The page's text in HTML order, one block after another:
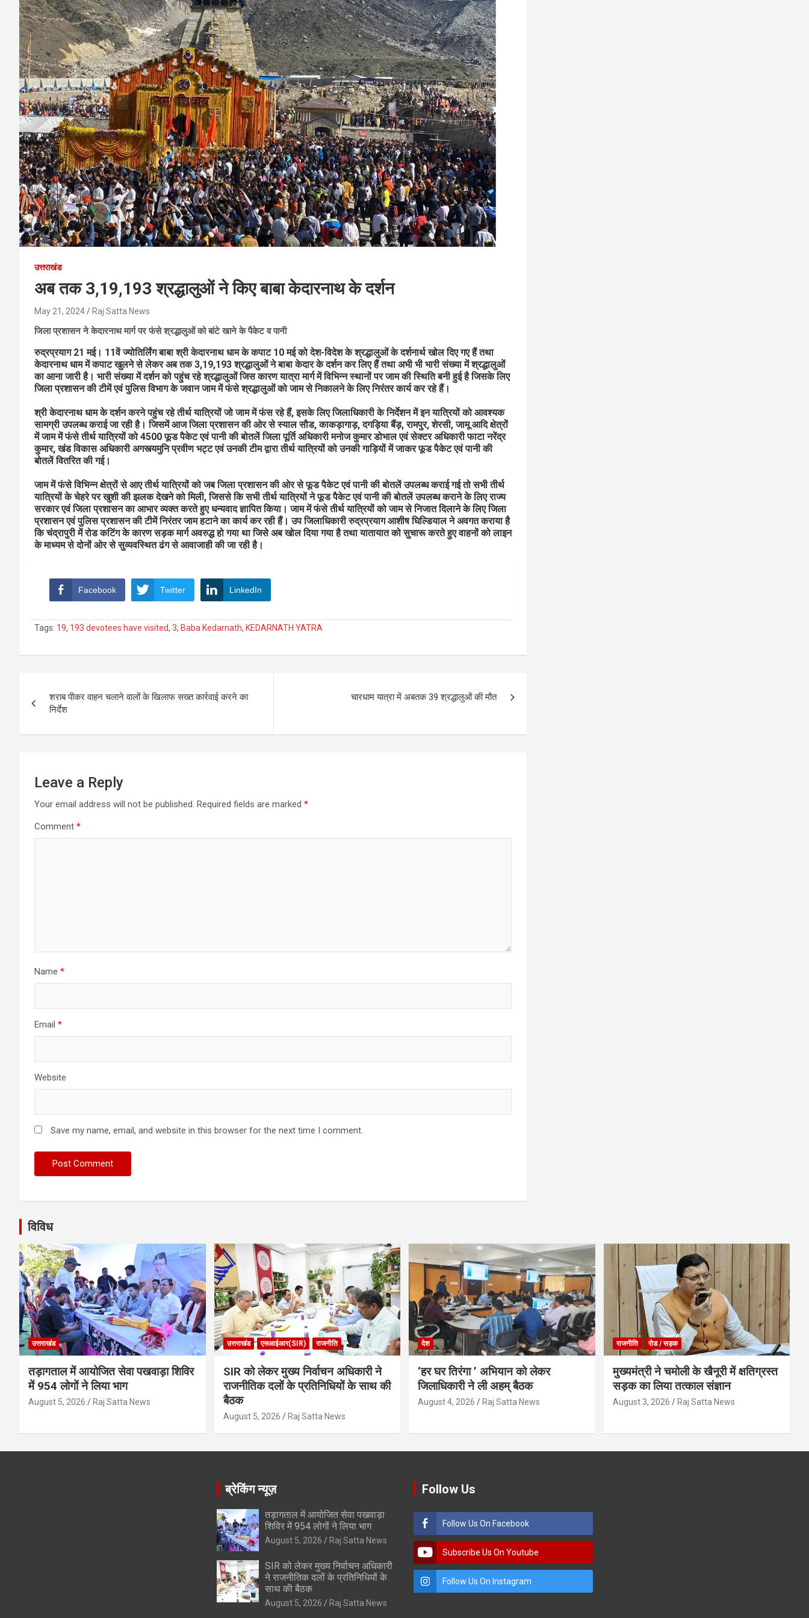
उत्तराखंड
अब तक 3,19,193 श्रद्धालुओं ने किए बाबा केदारनाथ के दर्शन
May 21, 2024 Raj Satta News
जिला प्रशासन ने केदारनाथ मार्ग पर फंसे श्रद्धालुओं को बांटे खाने के पैकेट व पानी
रुद्रप्रयाग 21 मई। 11वें ज्योतिर्लिंग बाबा श्री केदारनाथ धाम के कपाट 10 मई को देश-विदेश के श्रद्धालुओं के दर्शनार्थ खोल दिए गए हैं तथा
केदारनाथ धाम में कपाट खुलने से लेकर अब तक 3,19,193 श्रद्धालुओं ने बाबा केदार के दर्शन कर लिए हैं तथा अभी भी भारी संख्या में श्रद्धालुओं
का आना जारी है। भारी संख्या में दर्शन को पहुंच रहे श्रद्धालुओं जिस कारण यात्रा मार्ग में विभिन्न स्थानों पर जाम की स्थिति बनी हुई है जिसके लिए
जिला प्रशासन की टीमें एवं पुलिस विभाग के जवान जाम में फंसे श्रद्धालुओं को जाम से निकालने के लिए निरंतर कार्य कर रहे हैं।
श्री केदारनाथ धाम के दर्शन करने पहुंच रहे तीर्थ यात्रियों जो जाम में फंस रहे हैं, इसके लिए जिलाधिकारी के निर्देशन में इन यात्रियों को आवश्यक
सामग्री उपलब्ध कराई जा रही है। जिसमें आज जिला प्रशासन की ओर से स्याल सौड, काकड़ागाड़, दगड़िया बैंड़, रामपुर, शेरसी, जामू आदि क्षेत्रों
में जाम में फंसे तीर्थ यात्रियों को 4500 फूड पैकेट एवं पानी की बोतलें जिला पूर्ति अधिकारी मनोज कुमार डोभाल एवं सेक्टर अधिकारी फाटा नरेंद्र
कुमार, खंड विकास अधिकारी अगस्त्यमुनि प्रवीण भट्ट एवं उनकी टीम द्वारा तीर्थ यात्रियों को उनकी गाड़ियों में जाकर फूड पैकेट एवं पानी की
बोतलें वितरित की गई।
जाम में फंसे विभिन्न क्षेत्रों से आए तीर्थ यात्रियों को जब जिला प्रशासन की ओर से फूड पैकेट एवं पानी की बोतलें उपलब्ध कराई गई तो सभी तीर्थ
यात्रियों के चेहरे पर खुशी की झलक देखने को मिली, जिससे कि सभी तीर्थ यात्रियों ने फूड पैकेट एवं पानी की बोतलें उपलब्ध कराने के लिए राज्य
सरकार एवं जिला प्रशासन का आभार व्यक्त करते हुए धन्यवाद ज्ञापित किया। जाम में फंसे तीर्थ यात्रियों को जाम से निजात दिलाने के लिए जिला
प्रशासन एवं पुलिस प्रशासन की टीमें निरंतर जाम हटाने का कार्य कर रही हैं। उप जिलाधिकारी रुद्रप्रयाग आशीष घिल्डियाल ने अवगत कराया है
कि चंद्रापुरी में रोड कटिंग के कारण सड़क मार्ग अवरुद्ध हो गया था जिसे अब खोल दिया गया है तथा यातायात को सुचारू करते हुए वाहनों को लाइन
के माध्यम से दोनों ओर से सुव्यवस्थित ढंग से आवाजाही की जा रही है।
Facebook Twitter LinkedIn
Tags: 19, 193 devotees have visited, 3, Baba Kedarnath, KEDARNATH YATRA
navigation
शराब पीकर वाहन चलाने वालों के खिलाफ सख्त कार्रवाई करने का
निर्देश
चारधाम यात्रा में अबतक 39 श्रद्धालुओं की मौत
Leave a Reply
Your email address will not be published. Required fields are marked *
Comment *
Name *
Email *
Website
Save my name, email, and website in this browser for the next time I comment.
विविध
उत्तराखंड
तड़ागताल में आयोजित सेवा पखवाड़ा शिविर
में 954 लोगों ने लिया भाग
August 5, 2026 Raj Satta News
उत्तराखंड एसआईआर(SIR) राजनीति
SIR को लेकर मुख्य निर्वाचन अधिकारी ने
राजनीतिक दलों के प्रतिनिधियों के साथ की
बैठक
August 5, 2026 Raj Satta News
देश
‘हर घर तिरंगा ’ अभियान को लेकर
जिलाधिकारी ने ली अहम् बैठक
August 4, 2026 Raj Satta News
राजनीति रोड / सड़क
मुख्यमंत्री ने चमोली के खैनूरी में क्षतिग्रस्त
सड़क का लिया तत्काल संज्ञान
August 3, 2026 Raj Satta News
ब्रेकिंग न्यूज़
तड़ागताल में आयोजित सेवा पखवाड़ा
शिविर में 954 लोगों ने लिया भाग
August 5, 2026 Raj Satta News
SIR को लेकर मुख्य निर्वाचन अधिकारी
ने राजनीतिक दलों के प्रतिनिधियों के
साथ की बैठक
August 5, 2026 Raj Satta News
Follow Us
Follow Us On Facebook
Subscribe Us On Youtube
Follow Us On Instagram